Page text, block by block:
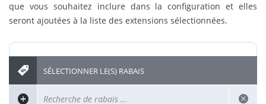
que vous souhaitez inclure dans la configuration et elles
seront ajoutées à la liste des extensions sélectionnées.
SÉLECTIONNER LE(S) RABAIS